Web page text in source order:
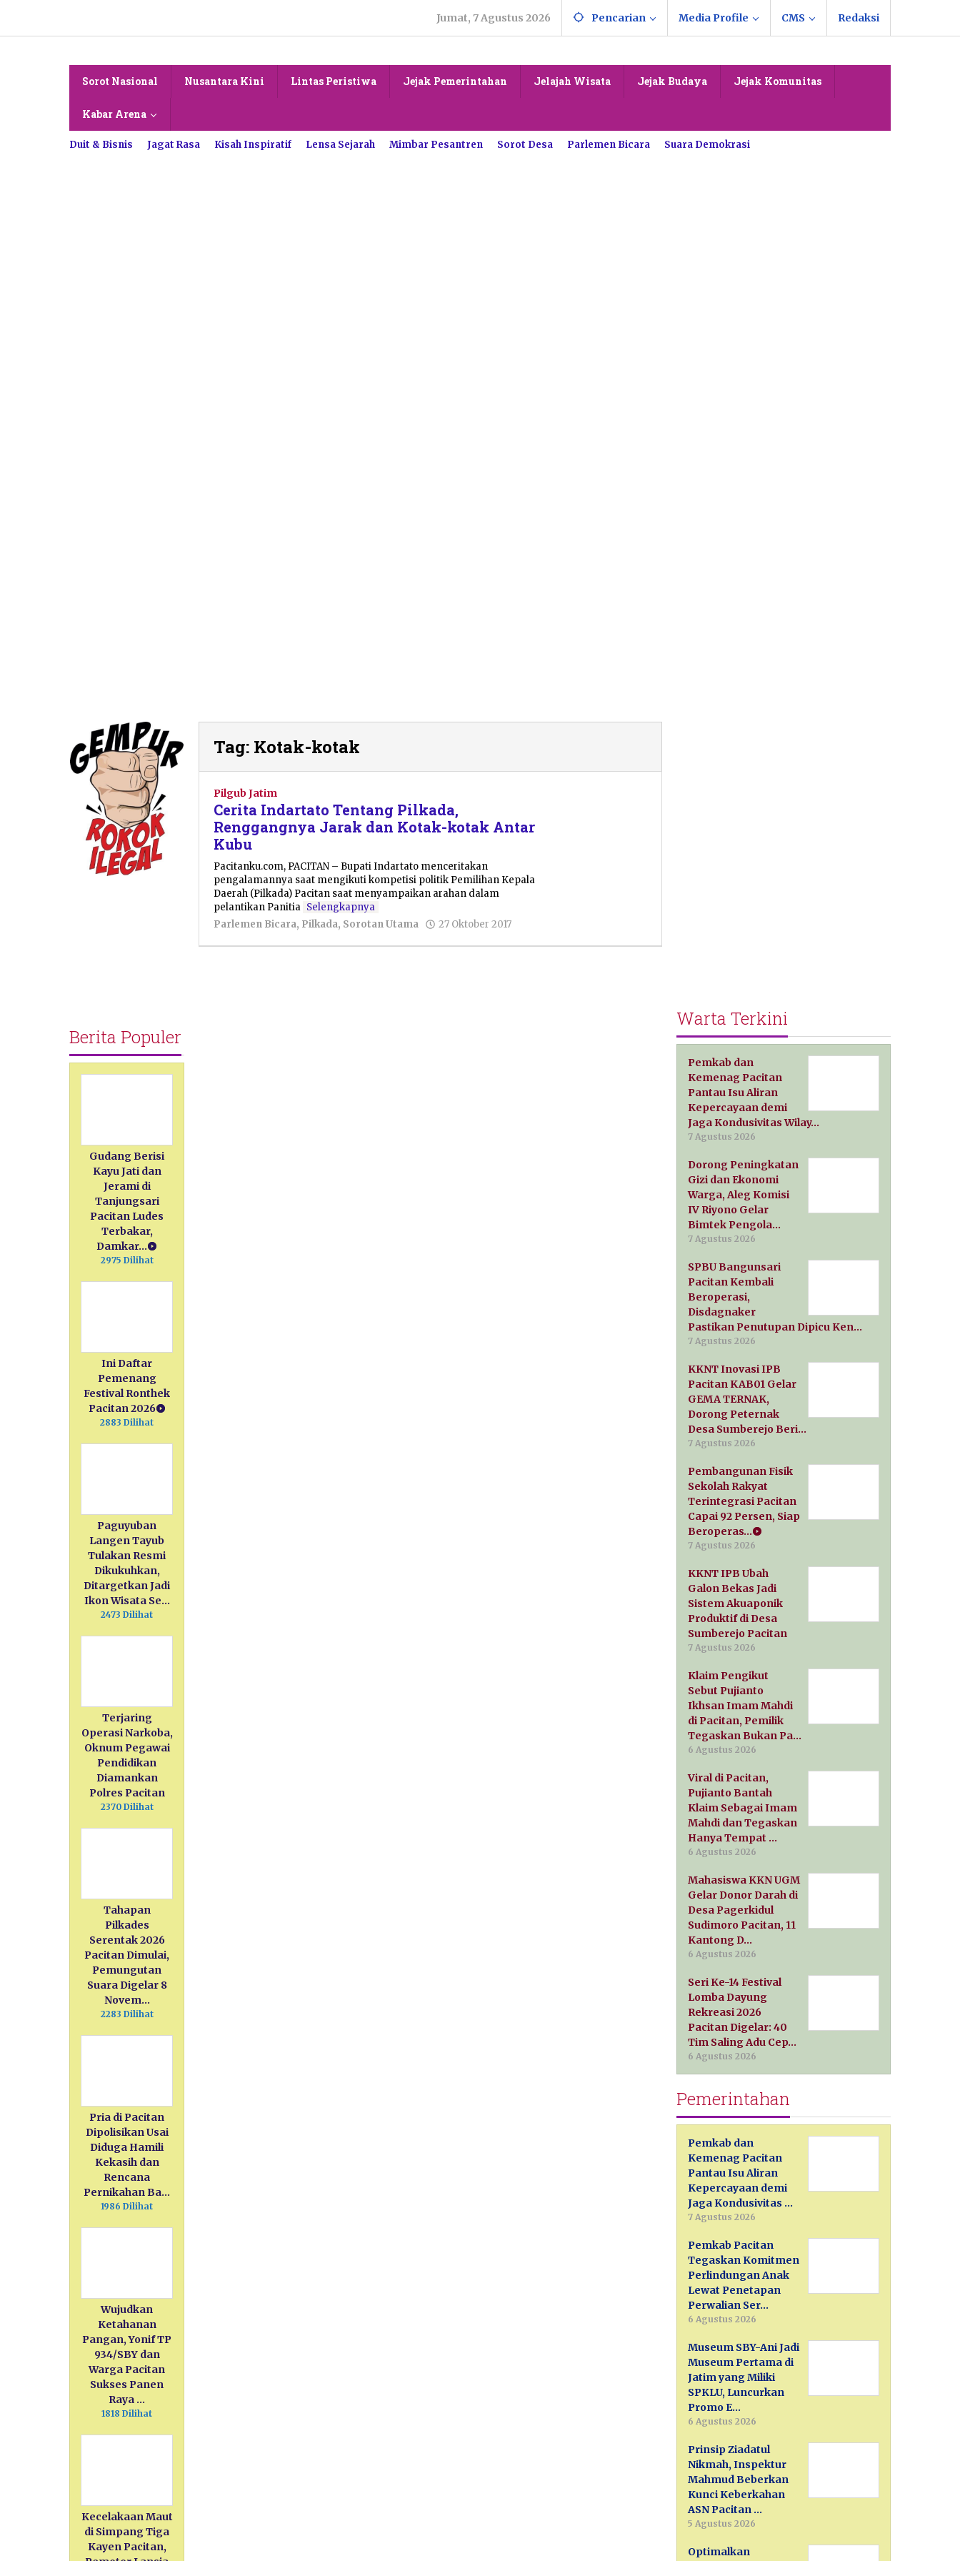
konten
Jumat, 7 Agustus 2026 Pencarian Media Profile CMS Redaksi
Sorot Nasional Nusantara Kini Lintas Peristiwa Jejak Pemerintahan Jelajah Wisata Jejak Budaya Jejak Komunitas
Kabar Arena
Duit & Bisnis Jagat Rasa Kisah Inspiratif Lensa Sejarah Mimbar Pesantren Sorot Desa Parlemen Bicara Suara Demokrasi
Berita Populer
Gudang Berisi
Kayu Jati dan
Jerami di
Tanjungsari
Pacitan Ludes
Terbakar,
Damkar…
2975 Dilihat
Ini Daftar
Pemenang
Festival Ronthek
Pacitan 2026
2883 Dilihat
Paguyuban
Langen Tayub
Tulakan Resmi
Dikukuhkan,
Ditargetkan Jadi
Ikon Wisata Se…
2473 Dilihat
Terjaring
Operasi Narkoba,
Oknum Pegawai
Pendidikan
Diamankan
Polres Pacitan
2370 Dilihat
Tahapan
Pilkades
Serentak 2026
Pacitan Dimulai,
Pemungutan
Suara Digelar 8
Novem…
2283 Dilihat
Pria di Pacitan
Dipolisikan Usai
Diduga Hamili
Kekasih dan
Rencana
Pernikahan Ba…
1986 Dilihat
Wujudkan
Ketahanan
Pangan, Yonif TP
934/SBY dan
Warga Pacitan
Sukses Panen
Raya …
1818 Dilihat
Kecelakaan Maut
di Simpang Tiga
Kayen Pacitan,
Tag: Kotak-kotak
Pilgub Jatim
Cerita Indartato Tentang Pilkada,
Renggangnya Jarak dan Kotak-kotak Antar
Kubu
Pacitanku.com, PACITAN – Bupati Indartato menceritakan
pengalamannya saat mengikuti kompetisi politik Pemilihan Kepala
Daerah (Pilkada) Pacitan saat menyampaikan arahan dalam
pelantikan Panitia Selengkapnya
Parlemen Bicara, Pilkada, Sorotan Utama 27 Oktober 2017
Warta Terkini
Pemkab dan
Kemenag Pacitan
Pantau Isu Aliran
Kepercayaan demi
Jaga Kondusivitas Wilay…
7 Agustus 2026
Dorong Peningkatan
Gizi dan Ekonomi
Warga, Aleg Komisi
IV Riyono Gelar
Bimtek Pengola…
7 Agustus 2026
SPBU Bangunsari
Pacitan Kembali
Beroperasi,
Disdagnaker
Pastikan Penutupan Dipicu Ken…
7 Agustus 2026
KKNT Inovasi IPB
Pacitan KAB01 Gelar
GEMA TERNAK,
Dorong Peternak
Desa Sumberejo Beri…
7 Agustus 2026
Pembangunan Fisik
Sekolah Rakyat
Terintegrasi Pacitan
Capai 92 Persen, Siap
Beroperas…
7 Agustus 2026
KKNT IPB Ubah
Galon Bekas Jadi
Sistem Akuaponik
Produktif di Desa
Sumberejo Pacitan
7 Agustus 2026
Klaim Pengikut
Sebut Pujianto
Ikhsan Imam Mahdi
di Pacitan, Pemilik
Tegaskan Bukan Pa…
6 Agustus 2026
Viral di Pacitan,
Pujianto Bantah
Klaim Sebagai Imam
Mahdi dan Tegaskan
Hanya Tempat …
6 Agustus 2026
Mahasiswa KKN UGM
Gelar Donor Darah di
Desa Pagerkidul
Sudimoro Pacitan, 11
Kantong D…
6 Agustus 2026
Seri Ke-14 Festival
Lomba Dayung
Rekreasi 2026
Pacitan Digelar: 40
Tim Saling Adu Cep…
6 Agustus 2026
Pemerintahan
Pemkab dan
Kemenag Pacitan
Pantau Isu Aliran
Kepercayaan demi
Jaga Kondusivitas …
7 Agustus 2026
Pemkab Pacitan
Tegaskan Komitmen
Perlindungan Anak
Lewat Penetapan
Perwalian Ser…
6 Agustus 2026
Museum SBY-Ani Jadi
Museum Pertama di
Jatim yang Miliki
SPKLU, Luncurkan
Promo E…
6 Agustus 2026
Prinsip Ziadatul
Nikmah, Inspektur
Mahmud Beberkan
Kunci Keberkahan
ASN Pacitan …
5 Agustus 2026
Optimalkan